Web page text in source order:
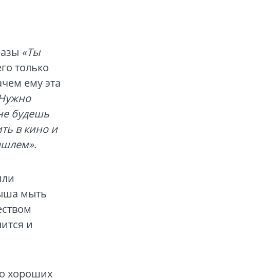
«Ты
только
ему эта
будешь
в кино и
.
мыть
и
хороших